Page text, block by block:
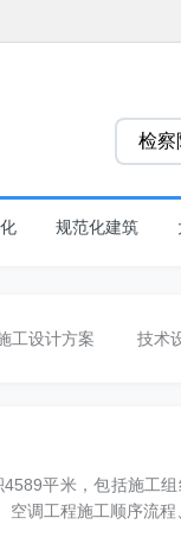
规范化建筑
工设计方案 技术
平米，包括施工
调工程施工顺序流程